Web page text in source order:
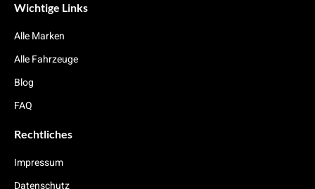
Wichtige Links
Alle Marken
Alle Fahrzeuge
Blog
FAQ
Rechtliches
Impressum
Datenschutz